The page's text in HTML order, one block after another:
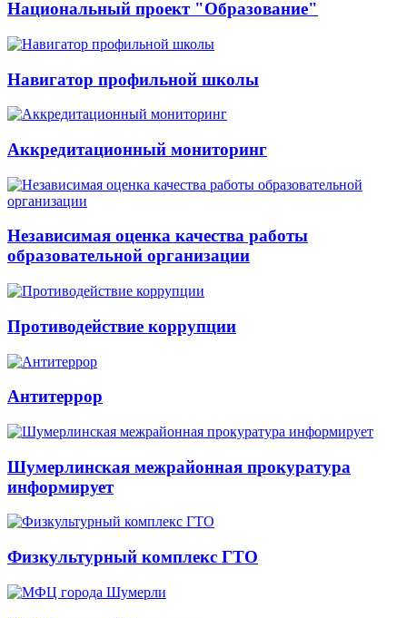
Национальный проект "Образование"
Навигатор профильной школы
Аккредитационный мониторинг
Независимая оценка качества работы
образовательной организации
Противодействие коррупции
Антитеррор
Шумерлинская межрайонная прокуратура
информирует
Физкультурный комплекс ГТО